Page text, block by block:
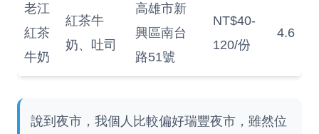
老江
紅茶
牛奶
紅茶牛
奶、吐司
高雄市新
興區南台
路51號
NT$40-
120/份
4.6
說到夜市，我個人比較偏好瑞豐夜市，雖然位